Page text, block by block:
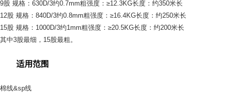
9股 规格：630D/3约0.7mm粗强度：≥12.3KG长度：约350米长
12股 规格：840D/3约0.8mm粗强度：≥16.4KG长度：约250米长
15股 规格：1000D/3约1mm粗强度：≥20.5KG长度：约200米长
其中3股最细，15股最粗。
适用范围
棉线&sp线